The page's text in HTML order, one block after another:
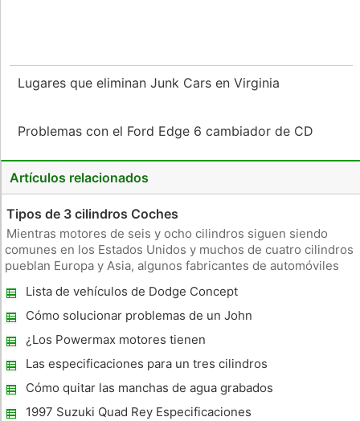
Lugares que eliminan Junk Cars en Virginia
Problemas con el Ford Edge 6 cambiador de CD
Artículos relacionados
Tipos de 3 cilindros Coches
Mientras motores de seis y ocho cilindros siguen siendo
comunes en los Estados Unidos y muchos de cuatro cilindros
pueblan Europa y Asia, algunos fabricantes de automóviles
cilindros pequeños. Cada vez más viable ya que los precios
del combusti
Lista de vehículos de Dodge Concept
Cómo solucionar problemas de un John
Deere Skid Steer en clima frío
¿Los Powermax motores tienen
rodamientos de bolas Cigüeñales
respaldados?
Las especificaciones para un tres cilindros
de 657cc Turbo Mazda
Cómo quitar las manchas de agua grabados
al agua fuerte de Windows
1997 Suzuki Quad Rey Especificaciones